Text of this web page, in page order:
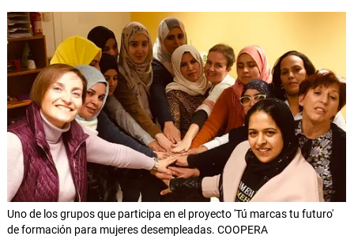
Uno de los grupos que participa en el proyecto 'Tú marcas tu futuro'
de formación para mujeres desempleadas. COOPERA